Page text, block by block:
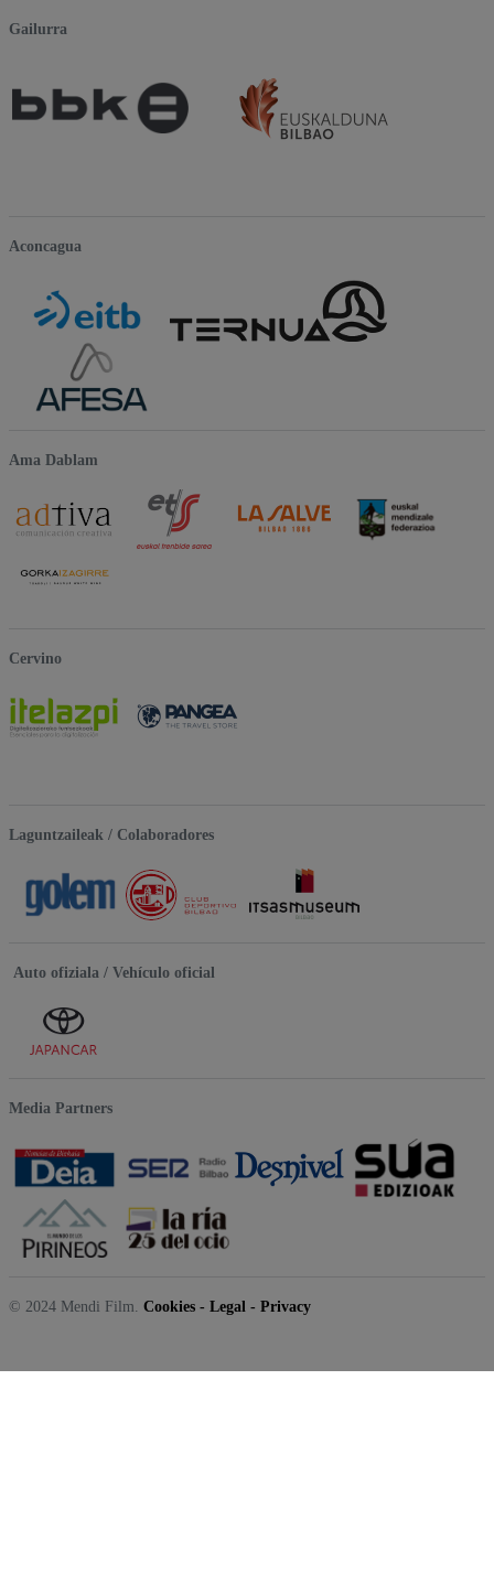
Gailurra
Aconcagua
Ama Dablam
Cervino
Laguntzaileak / Colaboradores
Auto ofiziala / Vehículo oficial
Media Partners
© 2024 Mendi Film. Cookies - Legal - Privacy